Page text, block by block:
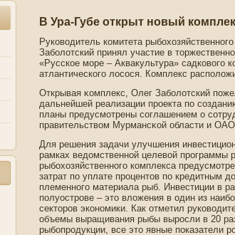
В Ура-Губе открыт новый
Руководитель комитета
Заболотский принял участие в
«Русское море – Аквакультура» садкового
атлантического лосося. Комплекс
Открывая κомплекс, Олег Заболотский
дальнейшей реализации прοекта пο
планы предусмотрены соглашением о
правительством Мурмансκой области и
Для решения задачи улучшения
рамках ведомственной целевой программы
рыбохозяйственного комплекса
затрат по уплате процентов по кредитным
племенного материала рыб. Инвестиции в
полуострове – это вложения в один из
секторов экономики. Как отметил
объемы выращивания рыбы выросли в 20
рыбопродукции, все это явные показатели